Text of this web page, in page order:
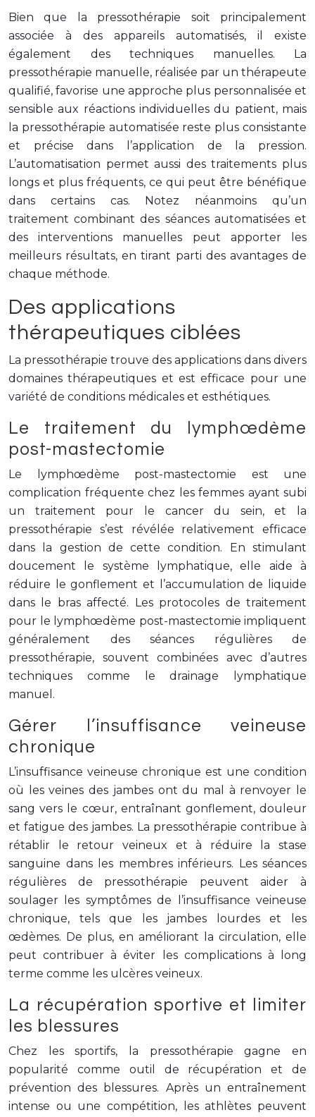
Bien que la pressothérapie soit principalement
associée à des appareils automatisés, il existe
également des techniques manuelles. La
pressothérapie manuelle, réalisée par un thérapeute
qualifié, favorise une approche plus personnalisée et
sensible aux réactions individuelles du patient, mais
la pressothérapie automatisée reste plus consistante
et précise dans l’application de la pression.
L’automatisation permet aussi des traitements plus
longs et plus fréquents, ce qui peut être bénéfique
dans certains cas. Notez néanmoins qu’un
traitement combinant des séances automatisées et
des interventions manuelles peut apporter les
meilleurs résultats, en tirant parti des avantages de
chaque méthode.
Des applications
thérapeutiques ciblées
La pressothérapie trouve des applications dans divers
domaines thérapeutiques et est efficace pour une
variété de conditions médicales et esthétiques.
Le traitement du lymphœdème
post-mastectomie
Le lymphœdème post-mastectomie est une
complication fréquente chez les femmes ayant subi
un traitement pour le cancer du sein, et la
pressothérapie s’est révélée relativement efficace
dans la gestion de cette condition. En stimulant
doucement le système lymphatique, elle aide à
réduire le gonflement et l’accumulation de liquide
dans le bras affecté. Les protocoles de traitement
pour le lymphœdème post-mastectomie impliquent
généralement des séances régulières de
pressothérapie, souvent combinées avec d’autres
techniques comme le drainage lymphatique
manuel.
Gérer l’insuffisance veineuse
chronique
L’insuffisance veineuse chronique est une condition
où les veines des jambes ont du mal à renvoyer le
sang vers le cœur, entraînant gonflement, douleur
et fatigue des jambes. La pressothérapie contribue à
rétablir le retour veineux et à réduire la stase
sanguine dans les membres inférieurs. Les séances
régulières de pressothérapie peuvent aider à
soulager les symptômes de l’insuffisance veineuse
chronique, tels que les jambes lourdes et les
œdèmes. De plus, en améliorant la circulation, elle
peut contribuer à éviter les complications à long
terme comme les ulcères veineux.
La récupération sportive et limiter
les blessures
Chez les sportifs, la pressothérapie gagne en
popularité comme outil de récupération et de
prévention des blessures. Après un entraînement
intense ou une compétition, les athlètes peuvent